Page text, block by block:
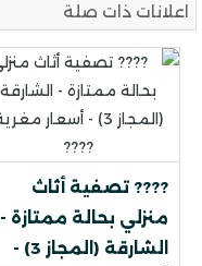
اعلانات ذات صلة
???? تصفية أثاث
منزلي بحالة ممتازة -
الشارقة (المجاز 3) -